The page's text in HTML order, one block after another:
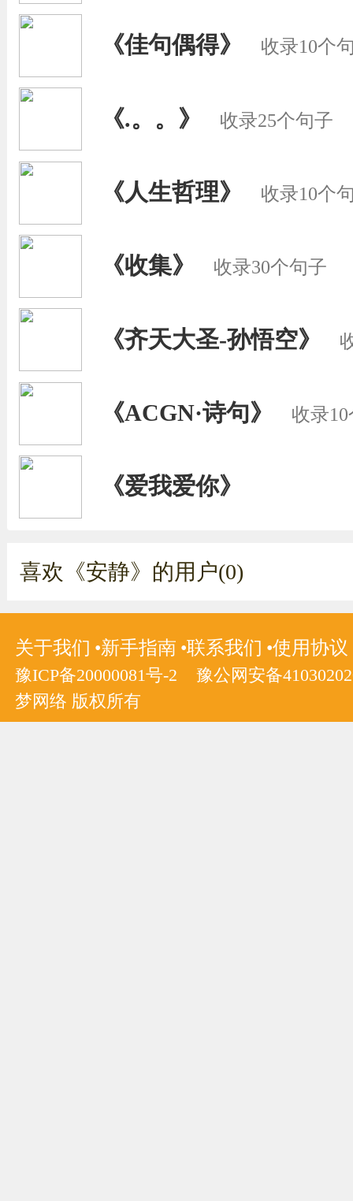
《佳句偶得》 收录10个
《.。。》 收录25个句子
《人生哲理》 收录10个
《收集》 收录30个句子
《齐天大圣-孙悟空》
《ACGN·诗句》 收录
《爱我爱你》
喜欢《安静》的用户(0)
关于我们 新手指南 联系我们 使用协议
豫ICP备20000081号-2
豫公网安备
梦网络 版权所有